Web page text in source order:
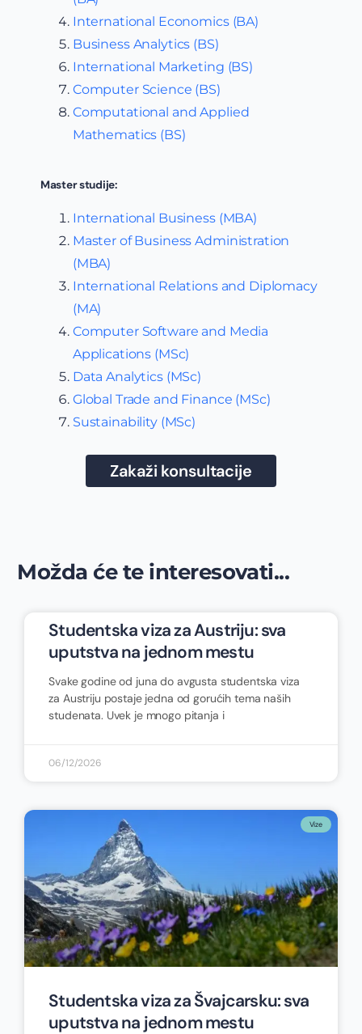
International Economics (BA)
Business Analytics (BS)
International Marketing (BS)
Computer Science (BS)
Computational and Applied
Mathematics (BS)
Master studije:
International Business (MBA)
Master of Business Administration
(MBA)
International Relations and Diplomacy
(MA)
Computer Software and Media
Applications (MSc)
Data Analytics (MSc)
Global Trade and Finance (MSc)
Sustainability (MSc)
Zakaži konsultacije
Možda će te interesovati...
Studentska viza za Austriju: sva
uputstva na jednom mestu
Svake godine od juna do avgusta studentska viza
za Austriju postaje jedna od gorućih tema naših
studenata. Uvek je mnogo pitanja i
06/12/2026
Vize
Studentska viza za Švajcarsku: sva
uputstva na jednom mestu